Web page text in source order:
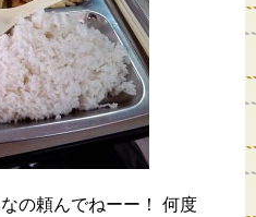
の頼んでねーー！ 何度